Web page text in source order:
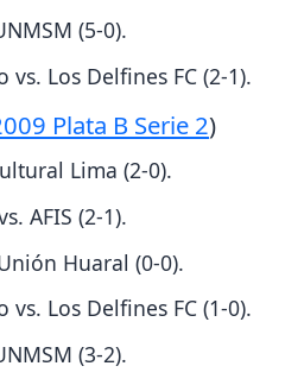
(5-0).
vs. Los Delfines FC (2-1).
Plata B Serie 2)
Lima (2-0).
AFIS (2-1).
Huaral (0-0).
vs. Los Delfines FC (1-0).
(3-2).